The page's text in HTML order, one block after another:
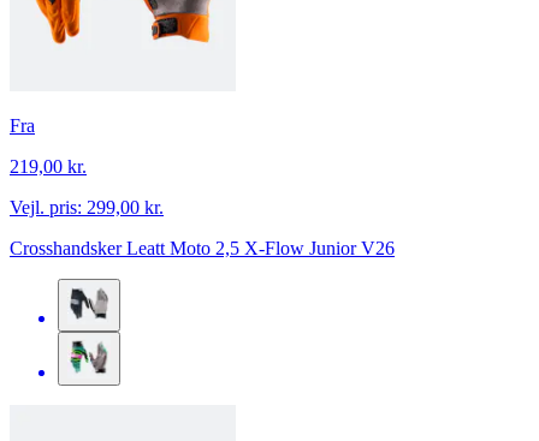
Fra
219,00 kr.
Vejl. pris: 299,00 kr.
Crosshandsker Leatt Moto 2,5 X-Flow Junior V26